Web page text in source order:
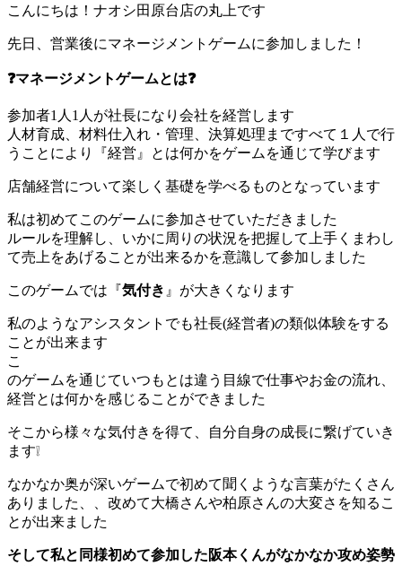
こんにちは！ナオシ田原台店の丸上です
先日、営業後にマネージメントゲームに参加しました！
❓マネージメントゲームとは❓
参加者1人1人が社長になり会社を経営します
人材育成、材料仕入れ・管理、決算処理まですべて１人で行
うことにより『経営』とは何かをゲームを通じて学びます
店舗経営について楽しく基礎を学べるものとなっています
私は初めてこのゲームに参加させていただきました
ルールを理解し、いかに周りの状況を把握して上手くまわし
て売上をあげることが出来るかを意識して参加しました
このゲームでは『気付き 』が大きくなります
私のようなアシスタントでも社長(経営者)の類似体験をする
ことが出来ます
こ
のゲームを通じていつもとは違う目線で仕事やお金の流れ、
経営とは何かを感じることができました
そこから様々な気付きを得て、自分自身の成長に繋げていき
ます❕
なかなか奥が深いゲームで初めて聞くような言葉がたくさん
ありました、、改めて大橋さんや柏原さんの大変さを知るこ
とが出来ました
そして私と同様初めて参加した阪本くんがなかなか攻め姿勢